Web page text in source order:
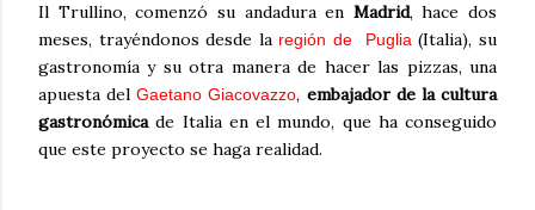
Il Trullino, comenzó su andadura en Madrid, hace dos
meses, trayéndonos desde la región de Puglia(Italia), su
gastronomía y su otra manera de hacer las pizzas, una
apuesta delGaetano Giacovazzo, embajador de la cultura
gastronómicade Italia en el mundo, que ha conseguido
que este proyecto se haga realidad.